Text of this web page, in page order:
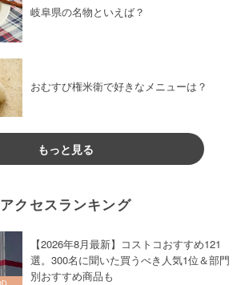
岐阜県の名物といえば？
おむすび権米衛で好きなメニューは？
もっと見る
アクセスランキング
【2026年8月最新】コストコおすすめ121
選。300名に聞いた買うべき人気1位＆部門
別おすすめ商品も